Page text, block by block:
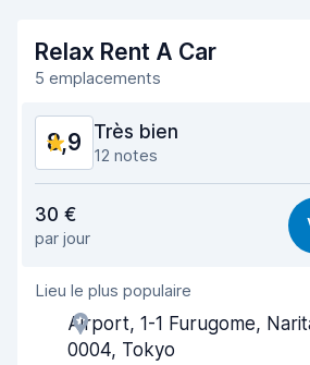
Relax Rent A Car
5 emplacements
8,9 Très bien
12 notes
Recherche facile
Agent serviable
Prise en charge rapide
30 €
par jour
Lieu le plus populaire
Airport, 1-1 Furugome,
0004, Tokyo